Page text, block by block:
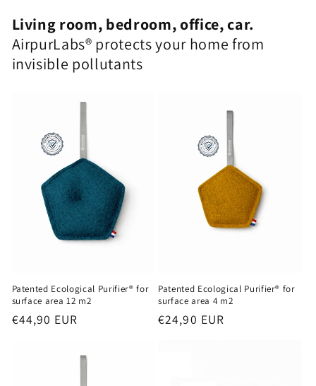
Living room, bedroom, office, car.
AirpurLabs® protects your home from
invisible pollutants
Patented Ecological Purifier® for
surface area 12 m2
Regular
€44,90 EUR
Patented Ecological Purifier® for
surface area 4 m2
Regular
€24,90 EUR